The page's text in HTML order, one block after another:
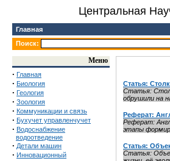
Центральная
Главная
Поиск:
Меню
· Главная
· Биология
· Геология
· Зоология
· Коммуникации и связь
· Бухучет управленчучет
· Водоснабжение
водоотведение
· Детали машин
· Инновационный
Статья:
Статья:
обрушили на
Реферат:
Реферат:
этапы
Статья:
Статья: